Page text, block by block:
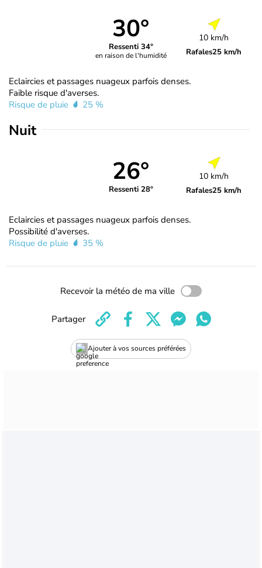
30°
Ressenti 34°
en raison de l'humidité
10 km/h
Rafales25 km/h
Eclaircies et passages nuageux parfois denses.
Faible risque d'averses.
Risque de pluie
25 %
Nuit
26°
Ressenti 28°
10 km/h
Rafales25 km/h
Eclaircies et passages nuageux parfois denses.
Possibilité d'averses.
Risque de pluie
35 %
Recevoir la météo de ma ville
Ajouter à vos sources préférées
Partager